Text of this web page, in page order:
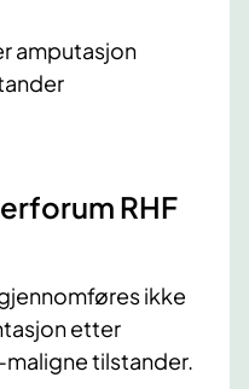
amputasjon
RHF
ikke
etter
tilstander.